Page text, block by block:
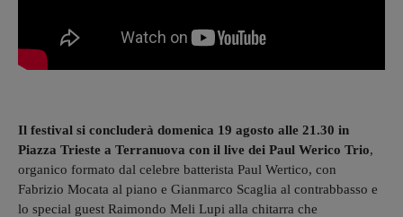
Il festival si concluderà domenica 19 agosto alle 21.30 in
Piazza Trieste a Terranuova con il live dei Paul Werico Trio,
organico formato dal celebre batterista Paul Wertico, con
Fabrizio Mocata al piano e Gianmarco Scaglia al contrabbasso e
lo special guest Raimondo Meli Lupi alla chitarra che